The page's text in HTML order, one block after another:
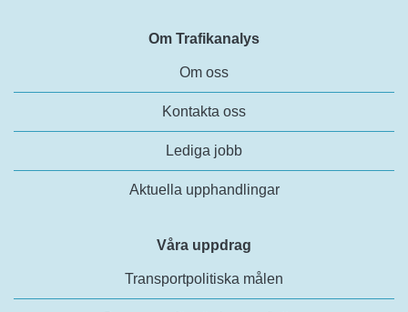
Om Trafikanalys
Om oss
Kontakta oss
Lediga jobb
Aktuella upphandlingar
Våra uppdrag
Transportpolitiska målen